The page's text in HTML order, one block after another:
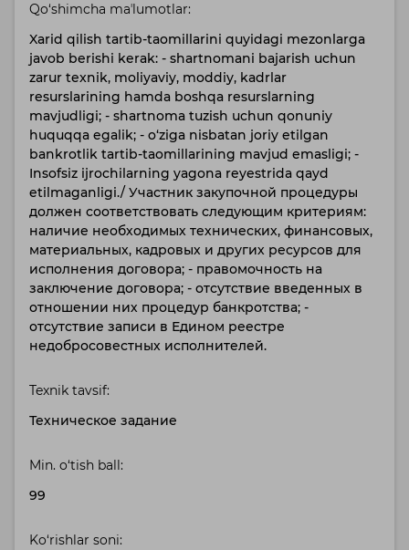
Qo‘shimcha maʼlumotlar:
Xarid qilish tartib-taomillarini quyidagi mezonlarga
javob berishi kerak: - shartnomani bajarish uchun
zarur texnik, moliyaviy, moddiy, kadrlar
resurslarining hamda boshqa resurslarning
mavjudligi; - shartnoma tuzish uchun qonuniy
huquqqa egalik; - o‘ziga nisbatan joriy etilgan
bankrotlik tartib-taomillarining mavjud emasligi; -
Insofsiz ijrochilarning yagona reyestrida qayd
etilmaganligi./ Участник закупочной процедуры
должен соответствовать следующим критериям:
наличие необходимых технических, финансовых,
материальных, кадровых и других ресурсов для
исполнения договора; - правомочность на
заключение договора; - отсутствие введенных в
отношении них процедур банкротства; -
отсутствие записи в Едином реестре
недобросовестных исполнителей.
Texnik tavsif:
Техническое задание
Min. o‘tish ball:
99
Ko‘rishlar soni: